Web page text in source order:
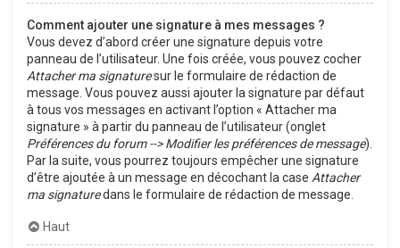
Comment ajouter une signature à mes messages ?
Vous devez d’abord créer une signature depuis votre
panneau de l’utilisateur. Une fois créée, vous pouvez cocher
Attacher ma signaturesur le formulaire de rédaction de
message. Vous pouvez aussi ajouter la signature par défaut
à tous vos messages en activant l’option « Attacher ma
signature » à partir du panneau de l’utilisateur (onglet
Préférences du forum --> Modifier les préférences de message).
Par la suite, vous pourrez toujours empêcher une signature
d’être ajoutée à un message en décochant la case Attacher
ma signaturedans le formulaire de rédaction de message.
Haut